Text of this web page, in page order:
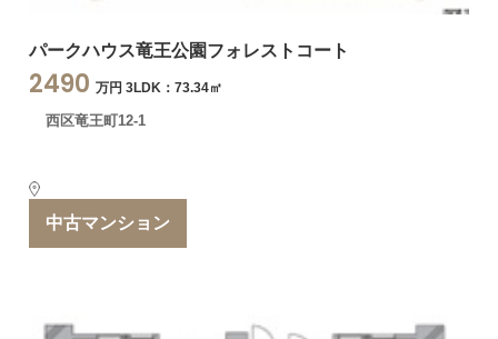
パークハウス竜王公園フォレストコート
2490 万円 3LDK：73.34㎡
西区竜王町12-1
中古マンション